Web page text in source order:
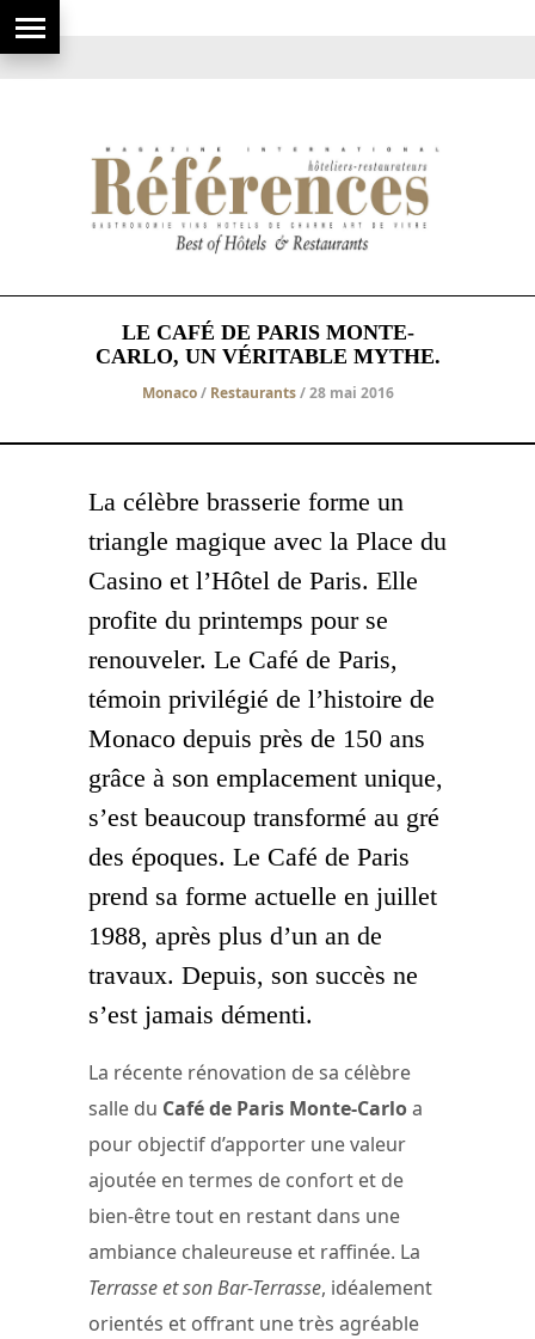
LE CAFÉ DE PARIS MONTE-
CARLO, UN VÉRITABLE MYTHE.
Monaco/ Restaurants/ 28 mai 2016
La célèbre brasserie forme un
triangle magique avec la Place du
Casino et l’Hôtel de Paris. Elle
profite du printemps pour se
renouveler. Le Café de Paris,
témoin privilégié de l’histoire de
Monaco depuis près de 150 ans
grâce à son emplacement unique,
s’est beaucoup transformé au gré
des époques. Le Café de Paris
prend sa forme actuelle en juillet
1988, après plus d’un an de
travaux. Depuis, son succès ne
s’est jamais démenti.
La récente rénovation de sa célèbre
salle du Café de Paris Monte-Carloa
pour objectif d’apporter une valeur
ajoutée en termes de confort et de
bien-être tout en restant dans une
ambiance chaleureuse et raffinée. La
Terrasse et son Bar-Terrasse, idéalement
orientés et offrant une très agréable